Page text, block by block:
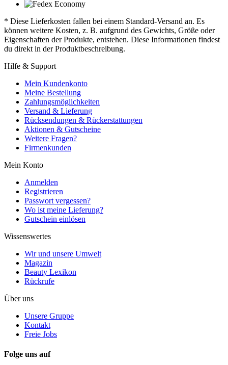
* Diese Lieferkosten fallen bei einem Standard-Versand an. Es
können weitere Kosten, z. B. aufgrund des Gewichts, Größe oder
Eigenschaften der Produkte, entstehen. Diese Informationen findest
du direkt in der Produktbeschreibung.
Hilfe & Support
Mein Kundenkonto
Meine Bestellung
Zahlungsmöglichkeiten
Versand & Lieferung
Rücksendungen & Rückerstattungen
Aktionen & Gutscheine
Weitere Fragen?
Firmenkunden
Mein Konto
Anmelden
Registrieren
Passwort vergessen?
Wo ist meine Lieferung?
Gutschein einlösen
Wissenswertes
Wir und unsere Umwelt
Magazin
Beauty Lexikon
Rückrufe
Über uns
Unsere Gruppe
Kontakt
Freie Jobs
Folge uns auf